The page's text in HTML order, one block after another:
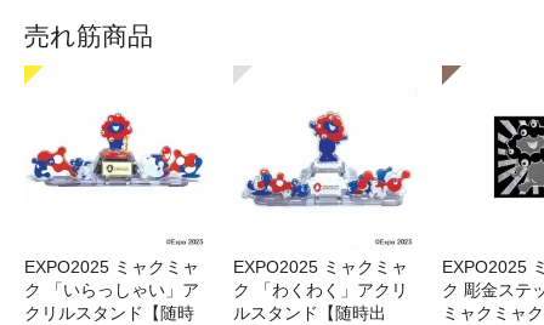
売れ筋商品
EXPO2025 ミャクミャ
ク 「いらっしゃい」ア
クリルスタンド【随時
EXPO2025 ミャクミャ
ク 「わくわく」アクリ
ルスタンド【随時出
EXPO2025
ク 彫金ステ
ミャクミャク